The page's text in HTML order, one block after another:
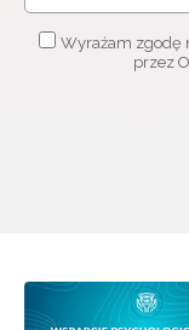
Wyrażam zgodę
przez